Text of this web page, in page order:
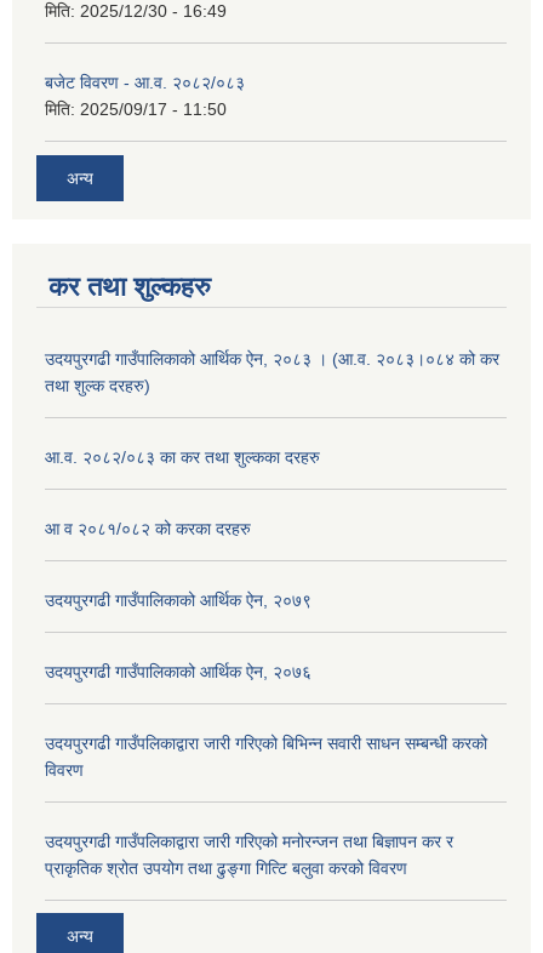
मिति: 2025/12/30 - 16:49
बजेट विवरण - आ.व. २०८२/०८३
मिति: 2025/09/17 - 11:50
अन्य
कर तथा शुल्कहरु
उदयपुरगढी गाउँपालिकाको आर्थिक ऐन, २०८३ । (आ.व. २०८३।०८४ को कर
तथा शुल्क दरहरु)
आ.व. २०८२/०८३ का कर तथा शुल्कका दरहरु
आ व २०८१/०८२ को करका दरहरु
उदयपुरगढी गाउँपालिकाको आर्थिक ऐन, २०७९
उदयपुरगढी गाउँपालिकाको आर्थिक ऐन, २०७६
उदयपुरगढी गाउँपलिकाद्वारा जारी गरिएको बिभिन्न सवारी साधन सम्बन्धी करको
विवरण
उदयपुरगढी गाउँपलिकाद्वारा जारी गरिएको मनोरन्जन तथा बिज्ञापन कर र
प्राकृतिक श्रोत उपयोग तथा ढुङ्गा गित्टि बलुवा करको विवरण
अन्य